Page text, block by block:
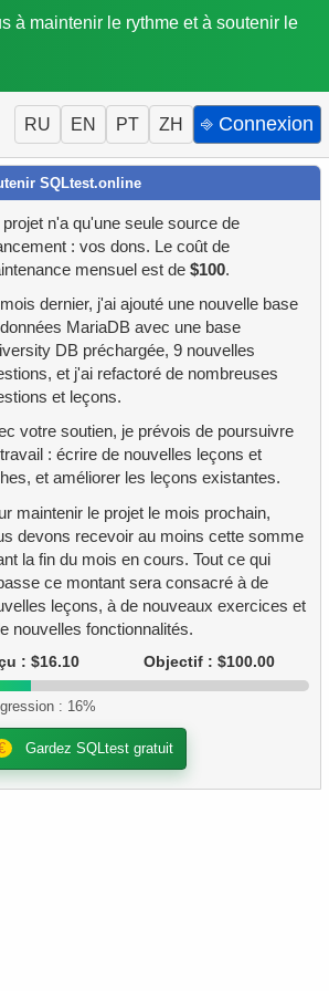
maintenir le rythme et à soutenir le
RU EN PT ZH ⎆ Connexion
SQLtest.online
n'a qu'une seule source de
: vos dons. Le coût de
mensuel est de $100.
mois dernier, j'ai ajouté une nouvelle base
MariaDB avec une base
DB préchargée, 9 nouvelles
et j'ai refactoré de nombreuses
et leçons.
votre soutien, je prévois de poursuivre
: écrire de nouvelles leçons et
et améliorer les leçons existantes.
maintenir le projet le mois prochain,
devons recevoir au moins cette somme
la fin du mois en cours. Tout ce qui
ce montant sera consacré à de
leçons, à de nouveaux exercices et
nouvelles fonctionnalités.
: $16.10
Objectif : $100.00
: 16%
Gardez SQLtest gratuit